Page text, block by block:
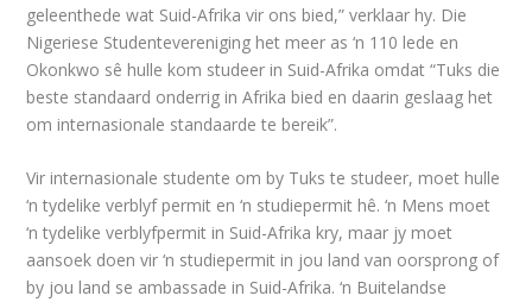
geleenthede wat Suid-Afrika vir ons bied,” verklaar hy. Die
Nigeriese Studentevereniging het meer as ‘n 110 lede en
Okonkwo sê hulle kom studeer in Suid-Afrika omdat “Tuks die
beste standaard onderrig in Afrika bied en daarin geslaag het
om internasionale standaarde te bereik”.
Vir internasionale studente om by Tuks te studeer, moet hulle
‘n tydelike verblyf permit en ‘n studiepermit hê. ‘n Mens moet
‘n tydelike verblyfpermit in Suid-Afrika kry, maar jy moet
aansoek doen vir ‘n studiepermit in jou land van oorsprong of
by jou land se ambassade in Suid-Afrika. ‘n Buitelandse